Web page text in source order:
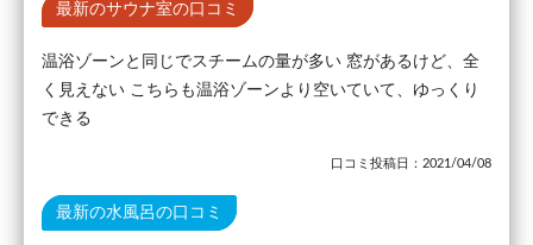
最新のサウナ室の口コミ
温浴ゾーンと同じでスチームの量が多い 窓があるけど、全
く見えない こちらも温浴ゾーンより空いていて、ゆっくり
できる
口コミ投稿日：2021/04/08
最新の水風呂の口コミ